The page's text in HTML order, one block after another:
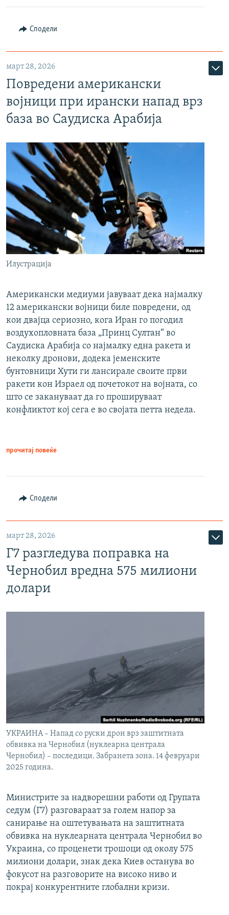
Сподели
март 28, 2026
Повредени американски
војници при ирански напад врз
база во Саудиска Арабија
Илустрација
Американски медиуми јавуваат дека најмалку
12 американски војници биле повредени, од
кои двајца сериозно, кога Иран го погодил
воздухопловната база „Принц Султан“ во
Саудиска Арабија со најмалку една ракета и
неколку дронови, додека јеменските
бунтовници Хути ги лансирале своите први
ракети кон Израел од почетокот на војната, со
што се закануваат да го прошируваат
конфликтот кој сега е во својата петта недела.
прочитај повеќе
Сподели
март 28, 2026
Г7 разгледува поправка на
Чернобил вредна 575 милиони
долари
УКРАИНА – Напад со руски дрон врз заштитната
обвивка на Чернобил (нуклеарна централа
Чернобил) – последици. Забранета зона. 14 февруари
2025 година.
Министрите за надворешни работи од Групата
седум (Г7) разговараат за голем напор за
санирање на оштетувањата на заштитната
обвивка на нуклеарната централа Чернобил во
Украина, со проценети трошоци од околу 575
милиони долари, знак дека Киев останува во
фокусот на разговорите на високо ниво и
покрај конкурентните глобални кризи.